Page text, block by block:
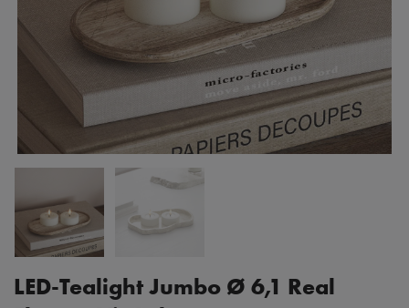
LED-Tealight Jumbo Ø 6,1 Real